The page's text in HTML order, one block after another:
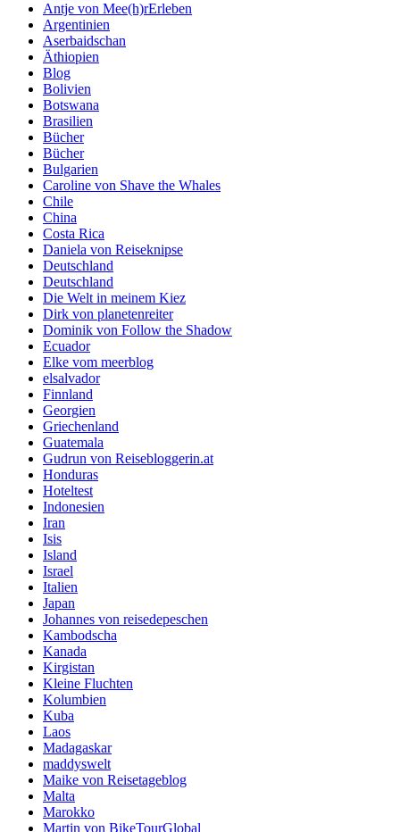
Antje von Mee(h)rErleben
Argentinien
Aserbaidschan
Äthiopien
Blog
Bolivien
Botswana
Brasilien
Bücher
Bücher
Bulgarien
Caroline von Shave the Whales
Chile
China
Costa Rica
Daniela von Reiseknipse
Deutschland
Deutschland
Die Welt in meinem Kiez
Dirk von planetenreiter
Dominik von Follow the Shadow
Ecuador
Elke vom meerblog
elsalvador
Finnland
Georgien
Griechenland
Guatemala
Gudrun von Reisebloggerin.at
Honduras
Hoteltest
Indonesien
Iran
Isis
Island
Israel
Italien
Japan
Johannes von reisedepeschen
Kambodscha
Kanada
Kirgistan
Kleine Fluchten
Kolumbien
Kuba
Laos
Madagaskar
maddyswelt
Maike von Reisetageblog
Malta
Marokko
Martin von BikeTourGlobal